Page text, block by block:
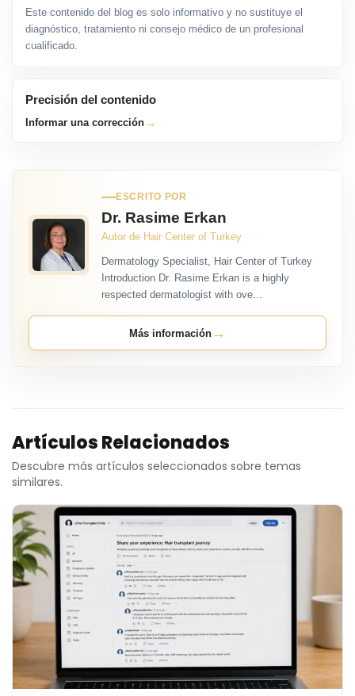
Este contenido del blog es solo informativo y no sustituye el
diagnóstico, tratamiento ni consejo médico de un profesional
cualificado.
Precisión del contenido
Informar una corrección →
ESCRITO POR
Dr. Rasime Erkan
Autor de Hair Center of Turkey
Dermatology Specialist, Hair Center of Turkey
Introduction Dr. Rasime Erkan is a highly
respected dermatologist with ove...
Más información →
Artículos Relacionados
Descubre más artículos seleccionados sobre temas
similares.